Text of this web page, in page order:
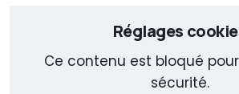
Réglages
Ce contenu est bloqué
sécurité.